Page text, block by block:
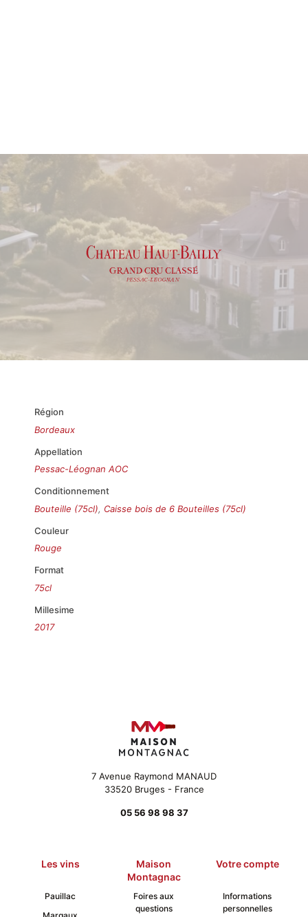
Région
Bordeaux
Appellation
Pessac-Léognan AOC
Conditionnement
Bouteille (75cl), Caisse bois de 6 Bouteilles (75cl)
Couleur
Rouge
Format
75cl
Millesime
2017
7 Avenue Raymond MANAUD
33520 Bruges - France
05 56 98 98 37
Les vins
Maison
Montagnac
Votre compte
Pauillac
Foires aux
questions
Informations
personnelles